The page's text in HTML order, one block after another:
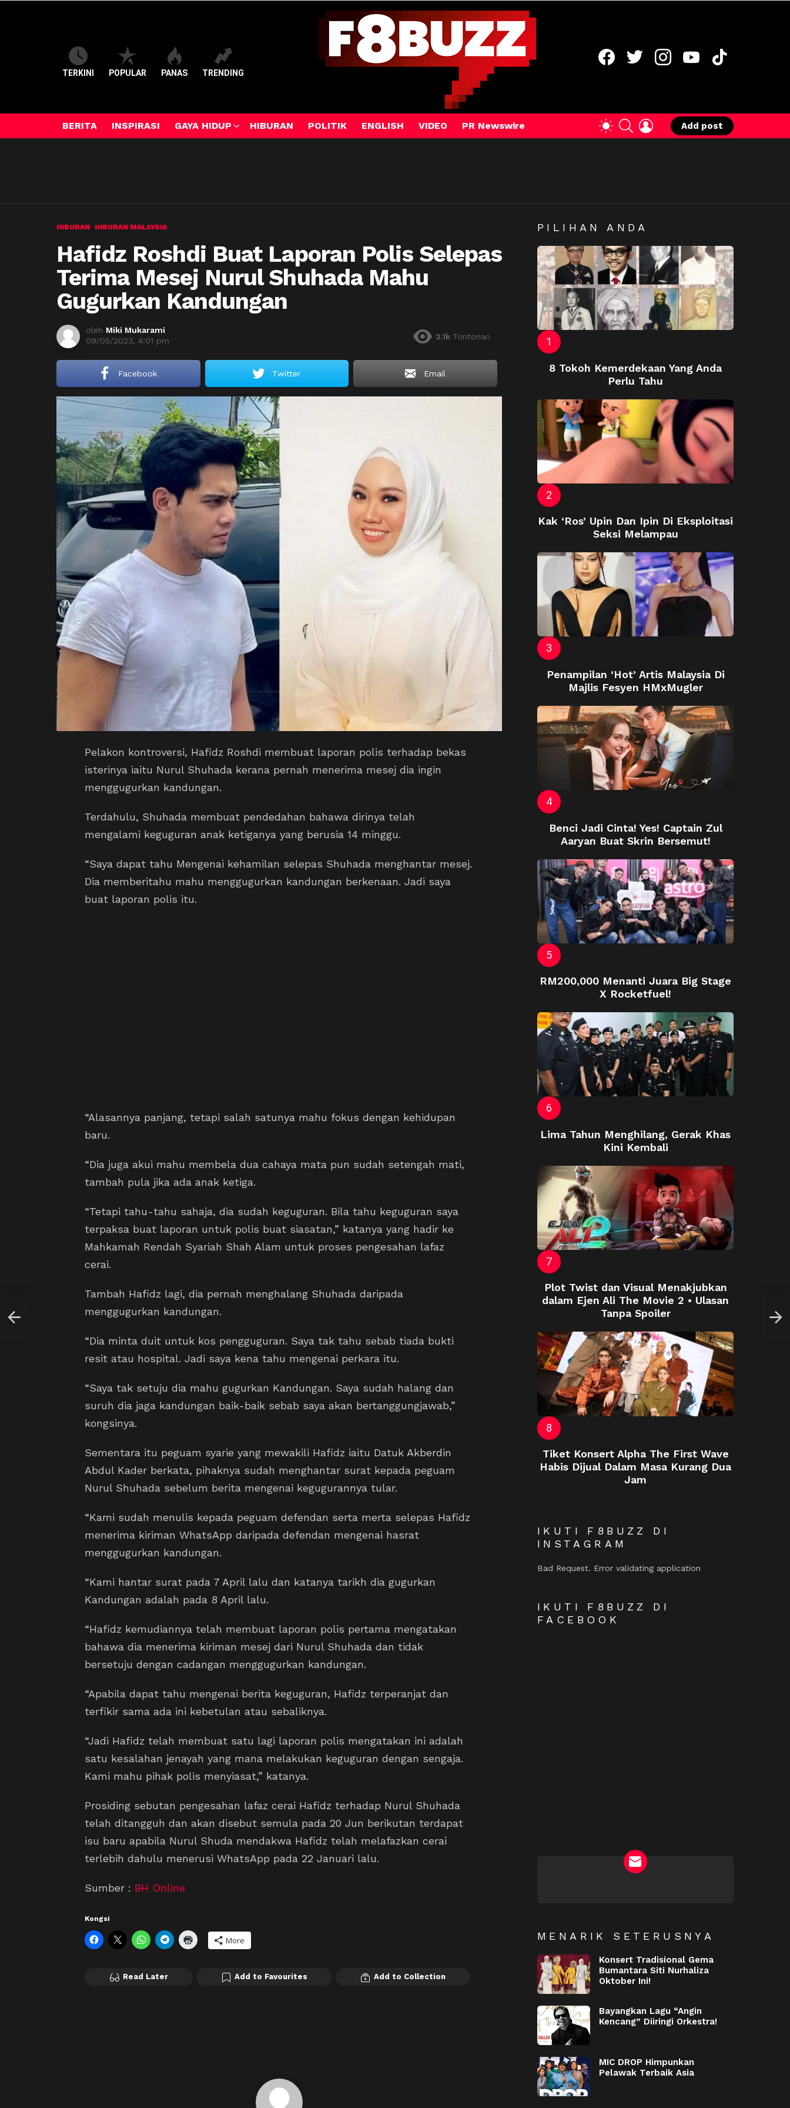
TERKINI POPULAR PANAS TRENDING
BERITA INSPIRASI GAYA HIDUP HIBURAN POLITIK ENGLISH VIDEO PR Newswire
SWITCHSEARCHLOGIN
Add post
HIBURAN HIBURAN MALAYSIA
Hafidz Roshdi Buat Laporan Polis Selepas
Terima Mesej Nurul Shuhada Mahu
Gugurkan Kandungan
oleh Miki Mukarami
09/05/2023, 4:01 pm
2.1k Tontonan
Facebook Twitter Email
Pelakon kontroversi, Hafidz Roshdi membuat laporan polis terhadap bekas
isterinya iaitu Nurul Shuhada kerana pernah menerima mesej dia ingin
menggugurkan kandungan.
Terdahulu, Shuhada membuat pendedahan bahawa dirinya telah
mengalami keguguran anak ketiganya yang berusia 14 minggu.
“Saya dapat tahu Mengenai kehamilan selepas Shuhada menghantar mesej.
Dia memberitahu mahu menggugurkan kandungan berkenaan. Jadi saya
buat laporan polis itu.
“Alasannya panjang, tetapi salah satunya mahu fokus dengan kehidupan
baru.
“Dia juga akui mahu membela dua cahaya mata pun sudah setengah mati,
tambah pula jika ada anak ketiga.
“Tetapi tahu-tahu sahaja, dia sudah keguguran. Bila tahu keguguran saya
terpaksa buat laporan untuk polis buat siasatan,” katanya yang hadir ke
Mahkamah Rendah Syariah Shah Alam untuk proses pengesahan lafaz
cerai.
Tambah Hafidz lagi, dia pernah menghalang Shuhada daripada
menggugurkan kandungan.
“Dia minta duit untuk kos pengguguran. Saya tak tahu sebab tiada bukti
resit atau hospital. Jadi saya kena tahu mengenai perkara itu.
“Saya tak setuju dia mahu gugurkan Kandungan. Saya sudah halang dan
suruh dia jaga kandungan baik-baik sebab saya akan bertanggungjawab,”
kongsinya.
Sementara itu peguam syarie yang mewakili Hafidz iaitu Datuk Akberdin
Abdul Kader berkata, pihaknya sudah menghantar surat kepada peguam
Nurul Shuhada sebelum berita mengenai kegugurannya tular.
“Kami sudah menulis kepada peguam defendan serta merta selepas Hafidz
menerima kiriman WhatsApp daripada defendan mengenai hasrat
menggugurkan kandungan.
“Kami hantar surat pada 7 April lalu dan katanya tarikh dia gugurkan
Kandungan adalah pada 8 April lalu.
“Hafidz kemudiannya telah membuat laporan polis pertama mengatakan
bahawa dia menerima kiriman mesej dari Nurul Shuhada dan tidak
bersetuju dengan cadangan menggugurkan kandungan.
“Apabila dapat tahu mengenai berita keguguran, Hafidz terperanjat dan
terfikir sama ada ini kebetulan atau sebaliknya.
“Jadi Hafidz telah membuat satu lagi laporan polis mengatakan ini adalah
satu kesalahan jenayah yang mana melakukan keguguran dengan sengaja.
Kami mahu pihak polis menyiasat,” katanya.
Prosiding sebutan pengesahan lafaz cerai Hafidz terhadap Nurul Shuhada
telah ditangguh dan akan disebut semula pada 20 Jun berikutan terdapat
isu baru apabila Nurul Shuda mendakwa Hafidz telah melafazkan cerai
terlebih dahulu menerusi WhatsApp pada 22 Januari lalu.
Sumber : BH Online
Kongsi
More
Read Later Add to Favourites Add to Collection
PILIHAN ANDA
8 Tokoh Kemerdekaan Yang Anda
Perlu Tahu
Kak ‘Ros’ Upin Dan Ipin Di Eksploitasi
Seksi Melampau
Penampilan ‘Hot’ Artis Malaysia Di
Majlis Fesyen HMxMugler
Benci Jadi Cinta! Yes! Captain Zul
Aaryan Buat Skrin Bersemut!
RM200,000 Menanti Juara Big Stage
X Rocketfuel!
Lima Tahun Menghilang, Gerak Khas
Kini Kembali
Plot Twist dan Visual Menakjubkan
dalam Ejen Ali The Movie 2 • Ulasan
Tanpa Spoiler
Tiket Konsert Alpha The First Wave
Habis Dijual Dalam Masa Kurang Dua
Jam
IKUTI F8BUZZ DI
INSTAGRAM
Bad Request. Error validating application
IKUTI F8BUZZ DI
FACEBOOK
MENARIK SETERUSNYA
Konsert Tradisional Gema
Bumantara Siti Nurhaliza
Oktober Ini!
Bayangkan Lagu “Angin
Kencang” Diiringi Orkestra!
MIC DROP Himpunkan
Pelawak Terbaik Asia